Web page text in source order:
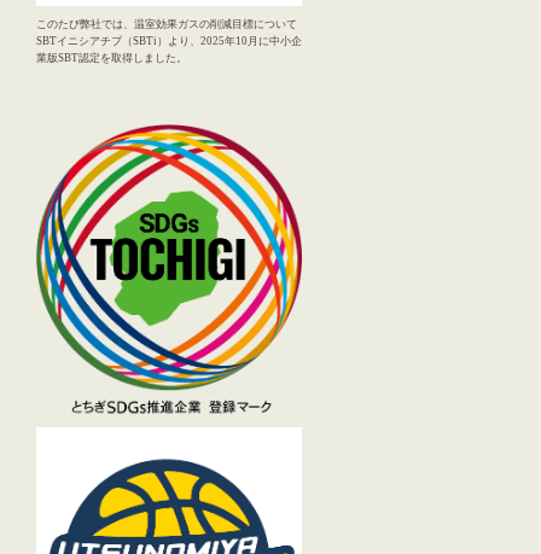
このたび弊社では、温室効果ガスの削減目標について
SBTイニシアチブ（SBTi）より、2025年10月に中小企
業版SBT認定を取得しました。